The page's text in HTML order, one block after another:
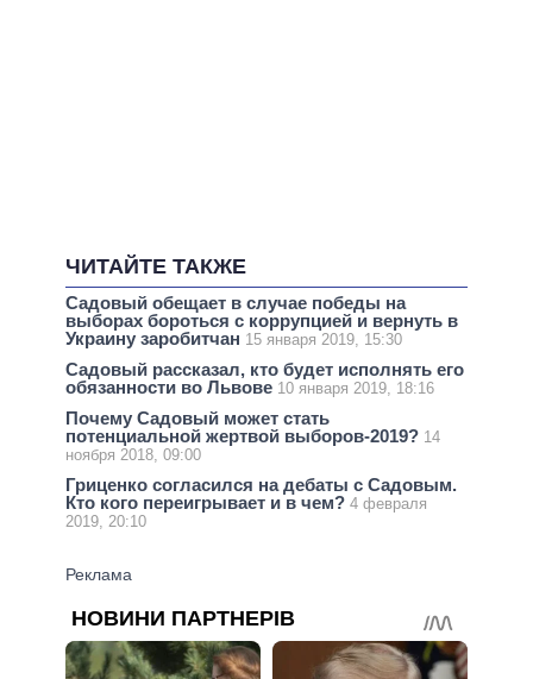
ЧИТАЙТЕ ТАКЖЕ
Садовый обещает в случае победы на
выборах бороться с коррупцией и вернуть в
Украину заробитчан 15 января 2019, 15:30
Садовый рассказал, кто будет исполнять его
обязанности во Львове 10 января 2019, 18:16
Почему Садовый может стать
потенциальной жертвой выборов-2019? 14
ноября 2018, 09:00
Гриценко согласился на дебаты с Садовым.
Кто кого переигрывает и в чем? 4 февраля
2019, 20:10